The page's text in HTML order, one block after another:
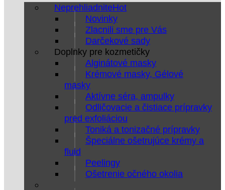
Neprehliadnite
Novinky
Zlacnili sme pre Vás
Darčekové sady
Doplnky pre kozmetičky
Alginátové masky
Krémové masky, Gélové
masky
Aktívne séra, ampulky
Odličovacie a čistiace prípravky
pred exfoliáciou
Toniká a tonizačné prípravky
Špeciálne ošetrujúce krémy a
fluid
Peelingy
Ošetrenie očného okolia